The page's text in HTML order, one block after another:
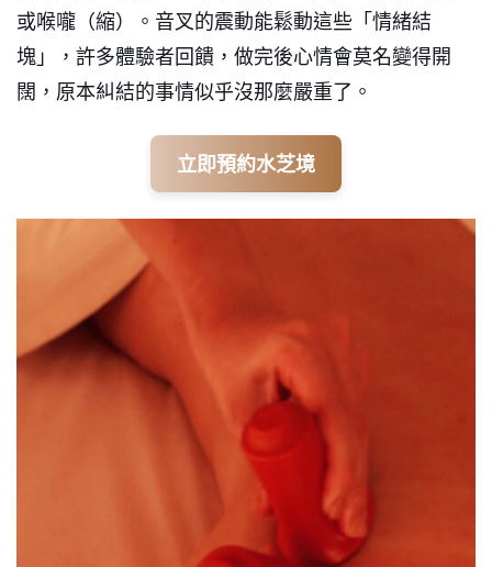
或喉嚨（縮）。音叉的震動能鬆動這些「情緒結
塊」，許多體驗者回饋，做完後心情會莫名變得開
闊，原本糾結的事情似乎沒那麼嚴重了。
立即預約水芝境